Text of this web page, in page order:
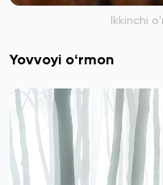
Ikkinchi
Yovvoyi oʻrmon